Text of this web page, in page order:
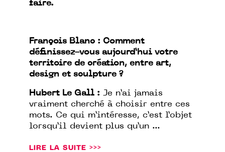
faire.
François Blanc : Comment
définissez-vous aujourd’hui votre
territoire de création, entre art,
design et sculpture ?
Hubert Le Gall : Je n’ai jamais
vraiment cherché à choisir entre ces
mots. Ce qui m’intéresse, c’est l’objet
lorsqu’il devient plus qu’un ...
LIRE LA SUITE >>>